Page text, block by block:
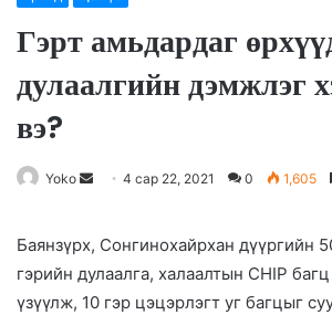
Гэрт амьдардаг
дулаалгийн дэмжлэг
вэ?
Yoko
d
a
n
4 сар 22, 2021 0 1,605
Баянзүрх, Сонгинохайрхан дүүргийн
гэрийн дулаалга, халаалтын CHIP
үзүүлж, 10 гэр цэцэрлэгт уг багцыг